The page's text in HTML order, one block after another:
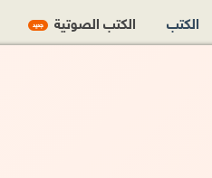
الكتب الكتب الصوتية جديد